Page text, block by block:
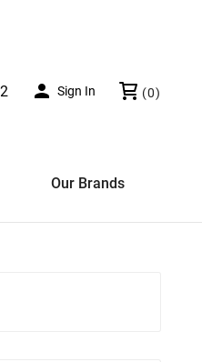
 Sign In (0)
Our Brands